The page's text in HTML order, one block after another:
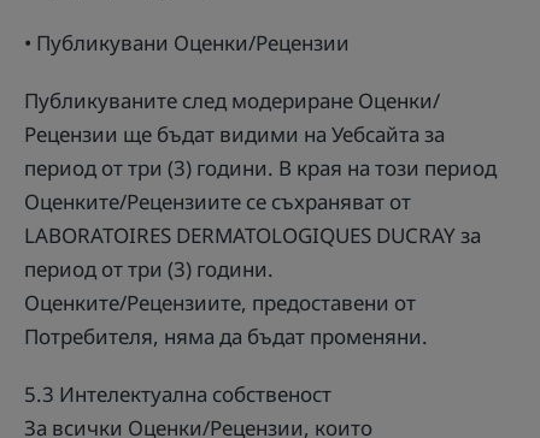
• Публикувани Оценки/Рецензии
Публикуваните след модериране Оценки/
Рецензии ще бъдат видими на Уебсайта за
период от три (3) години. В края на този период
Оценките/Рецензиите се съхраняват от
LABORATOIRES DERMATOLOGIQUES DUCRAY за
период от три (3) години.
Оценките/Рецензиите, предоставени от
Потребителя, няма да бъдат променяни.
5.3 Интелектуална собственост
За всички Оценки/Рецензии, които